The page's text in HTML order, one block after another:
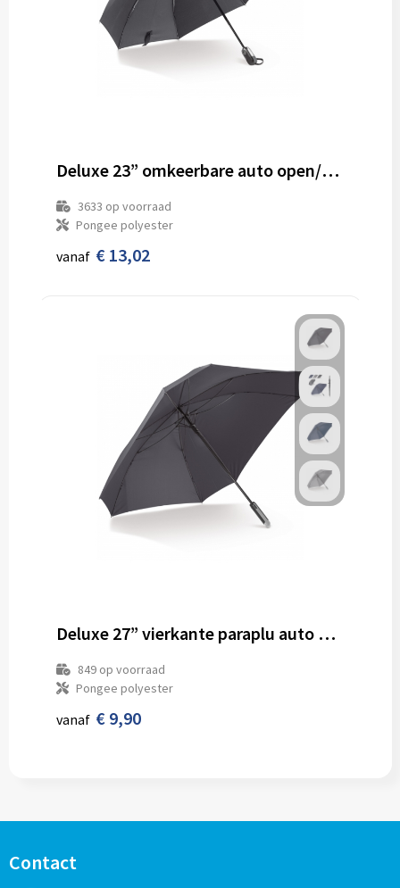
Deluxe 23” omkeerbare auto open/sluiten paraplu
3633 op voorraad
Pongee polyester
vanaf € 13,02
Deluxe 27” vierkante paraplu auto open
849op voorraad
Pongee polyester
vanaf € 9,90
Contact